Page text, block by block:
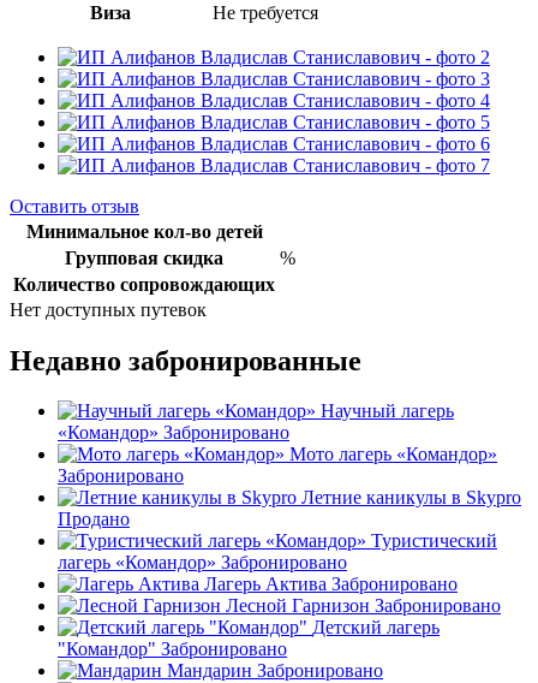
Виза Не требуется
Оставить отзыв
Минимальное кол-во детей
Групповая скидка
%
Количество сопровождающих
Нет доступных путевок
Недавно забронированные
Научный лагерь
«Командор» Забронировано
Мото лагерь «Командор»
Забронировано
Летние каникулы в Skypro
Продано
Туристический
лагерь «Командор» Забронировано
Лагерь Актива Забронировано
Лесной Гарнизон Забронировано
Детский лагерь
"Командор" Забронировано
Мандарин Забронировано